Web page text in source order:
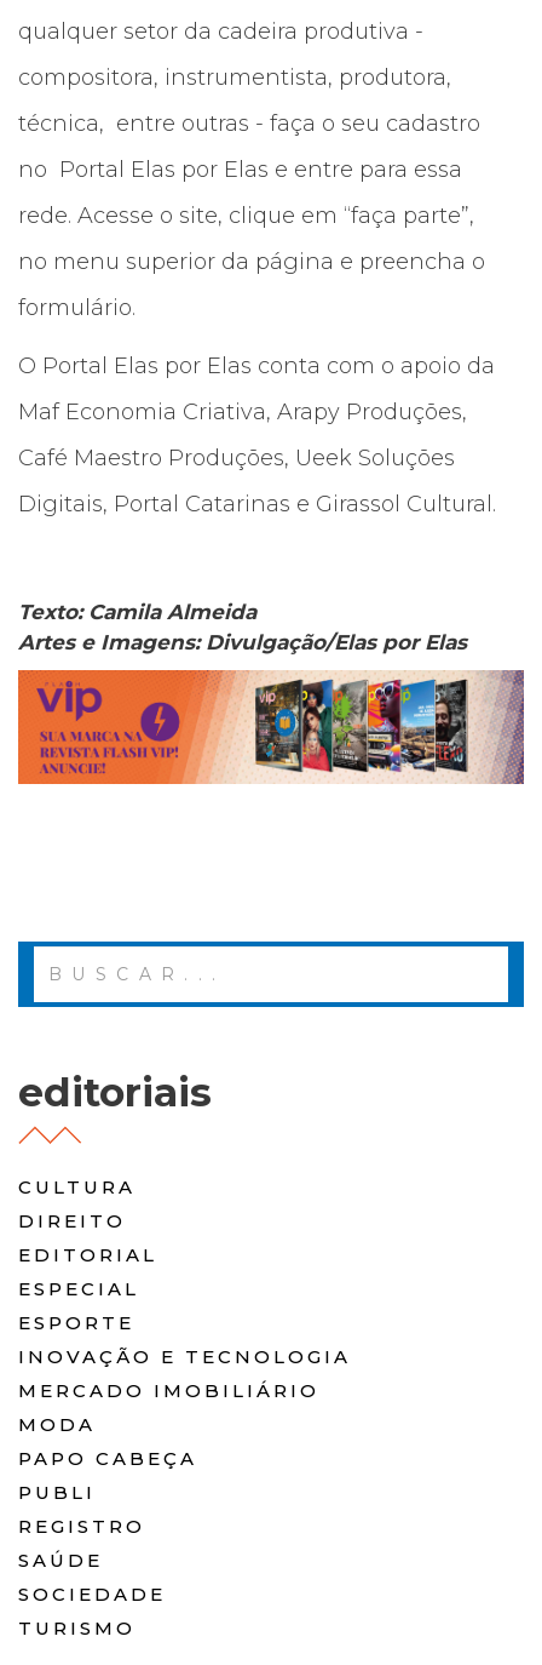
qualquer setor da cadeira produtiva -
compositora, instrumentista, produtora,
técnica, entre outras - faça o seu cadastro
no Portal Elas por Elas e entre para essa
rede. Acesse o site, clique em “faça parte”,
no menu superior da página e preencha o
formulário.
O Portal Elas por Elas conta com o apoio da
Maf Economia Criativa, Arapy Produções,
Café Maestro Produções, Ueek Soluções
Digitais, Portal Catarinas e Girassol Cultural.
Texto: Camila Almeida
Artes e Imagens: Divulgação/Elas por Elas
editoriais
CULTURA
DIREITO
EDITORIAL
ESPECIAL
ESPORTE
INOVAÇÃO E TECNOLOGIA
MERCADO IMOBILIÁRIO
MODA
PAPO CABEÇA
PUBLI
REGISTRO
SAÚDE
SOCIEDADE
TURISMO